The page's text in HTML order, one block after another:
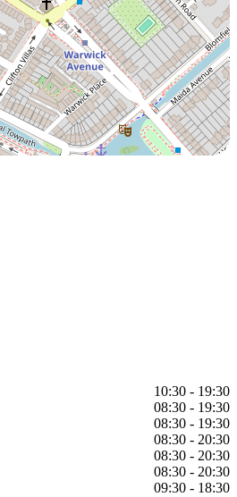
10:30 - 19:30
08:30 - 19:30
08:30 - 19:30
08:30 - 20:30
08:30 - 20:30
08:30 - 20:30
09:30 - 18:30